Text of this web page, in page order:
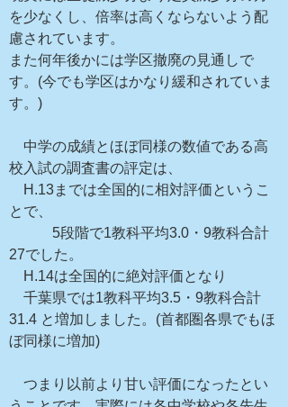
を少なくし、倍率は高くならないよう配
慮されています。
また何年後かには学区撤廃の見通しで
す。(今でも学区はかなり緩和されていま
す。)
中学の成績とほぼ同様の数値である高
校入試の調査書の評定は、
H.13までは全国的に相対評価というこ
とで、
5段階で1教科平均3.0・9教科合計
27でした。
H.14は全国的に絶対評価となり
千葉県では1教科平均3.5・9教科合計
31.4 と増加しました。(首都圏各県でもほ
ぼ同様に増加)
つまり以前より甘い評価になったとい